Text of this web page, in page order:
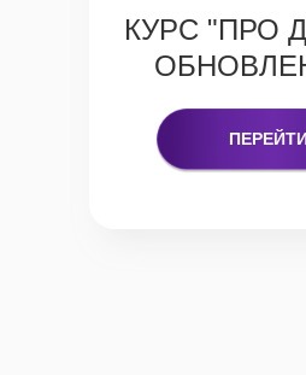
КУРС "ПРО